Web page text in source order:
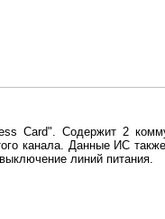
Card". Содержит 2
канала. Данные ИС
линий питания.